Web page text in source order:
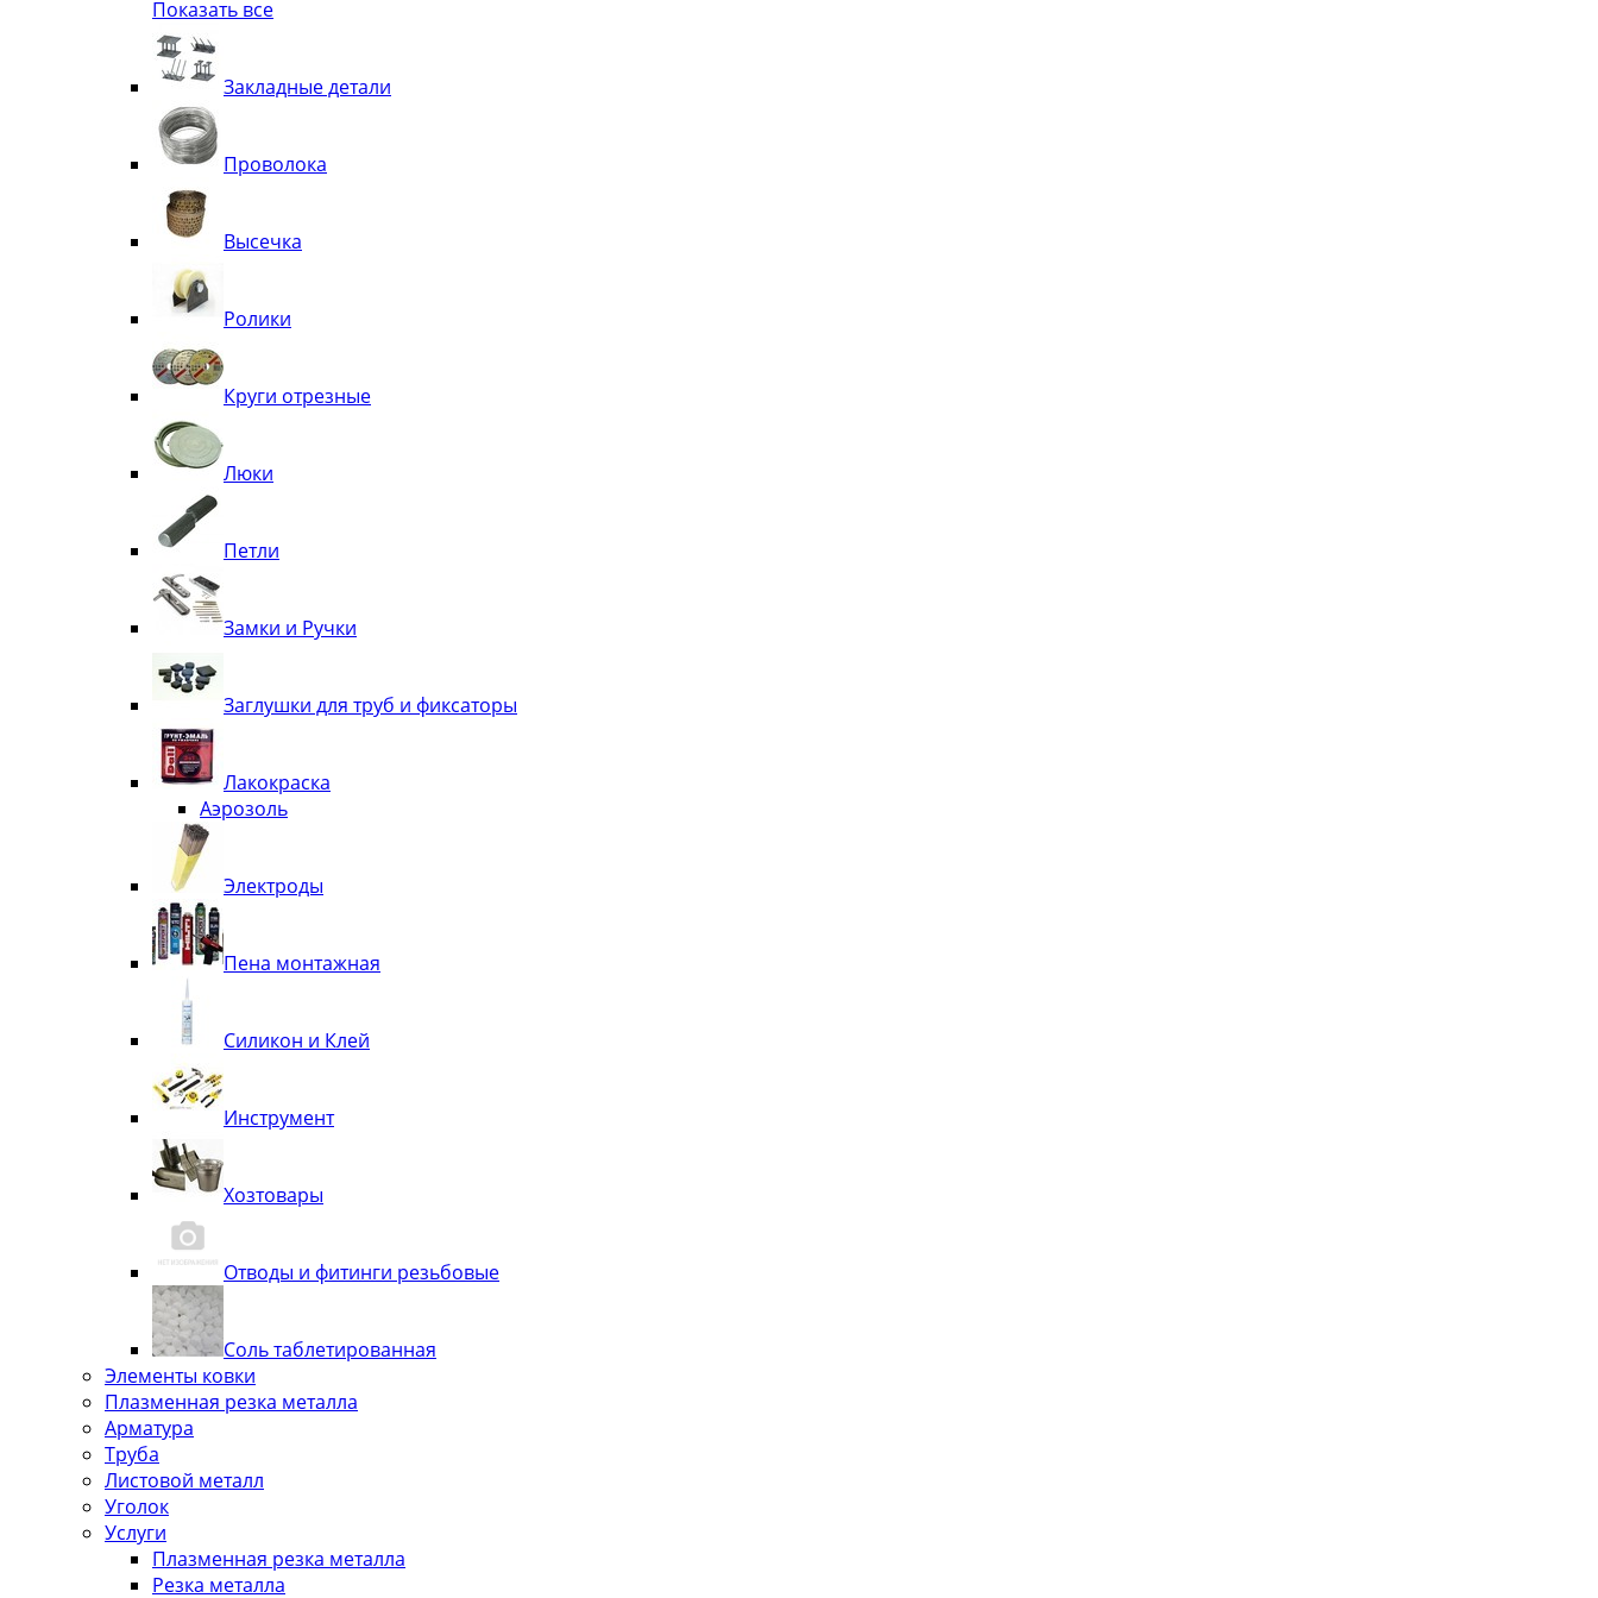
Квадрат
Труба декоративная
Элементы орнамента из квадрата, трубы
Узоры
Лавки
Показать все
Закладные детали
Проволока
Высечка
Ролики
Круги отрезные
Люки
Петли
Замки и Ручки
Заглушки для труб и фиксаторы
Лакокраска
Аэрозоль
Электроды
Пена монтажная
Силикон и Клей
Инструмент
Хозтовары
Отводы и фитинги резьбовые
Соль таблетированная
Элементы ковки
Плазменная резка металла
Арматура
Труба
Листовой металл
Уголок
Услуги
Плазменная резка металла
Резка металла